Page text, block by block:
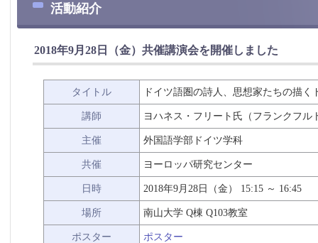
活動紹介
2018年9月28日（金）共催講演会を開催しました
タイトル ドイツ語圏の詩人、思想家たちの描く
講師 ヨハネス・フリート氏（フランクフル
主催 外国語学部ドイツ学科
共催 ヨーロッパ研究センター
日時 2018年9月28日（金） 15:15 ～ 16:45
場所 南山大学 Q棟 Q103教室
ポスター ポスター